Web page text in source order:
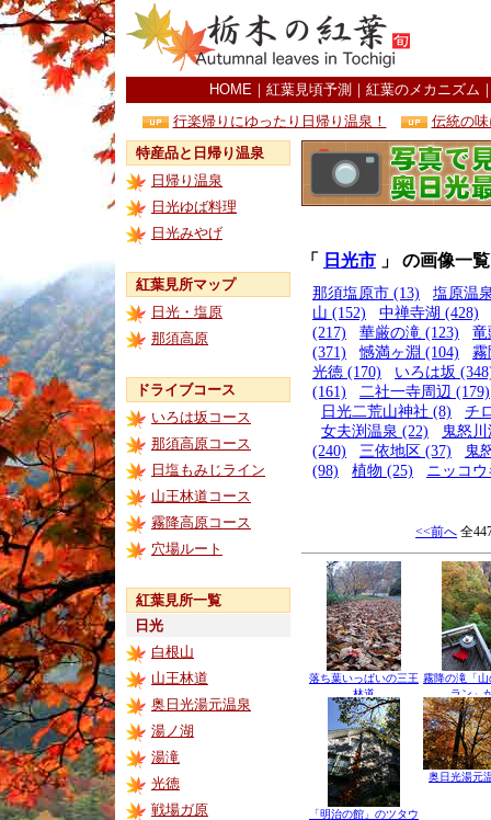
HOME ｜ 紅葉見頃予測 ｜ 紅葉のメカニズム
行楽帰りにゆったり日帰り温泉！
伝統の
特産品と日帰り温泉
日帰り温泉
日光ゆば料理
日光みやげ
紅葉見所マップ
日光・塩原
那須高原
ドライブコース
いろは坂コース
那須高原コース
日塩もみじライン
山王林道コース
霧降高原コース
穴場ルート
紅葉見所一覧
日光
白根山
山王林道
奥日光湯元温泉
湯ノ湖
湯滝
光徳
戦場ガ原
「 日光市 」 の画像一覧
那須塩原市 (13)
塩原温
山 (152)
中禅寺湖 (428)
(217)
華厳の滝 (123)
竜
(371)
憾満ヶ淵 (104)
霧
光徳 (170)
いろは坂
(161)
二社一寺周辺 (179)
日光二荒山神社 (8)
チ
女夫渕温泉 (22)
鬼怒
(240)
三依地区 (37)
鬼
(98)
植物 (25) ニッコ
<<前へ 全
落ち葉いっぱいの三王
林道
霧降の滝「
ラン」
「明治の館」のツタウ
奥日光湯元